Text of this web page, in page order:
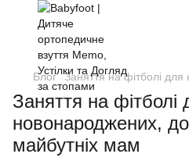
Блог Заняття на фітболі
Заняття на фітболі
новонароджених,
майбутніх мам